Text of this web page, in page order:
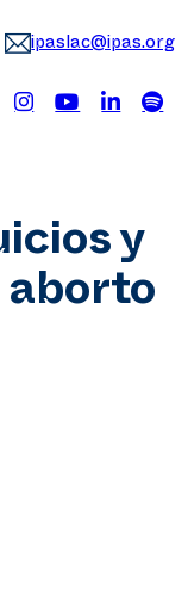
ipaslac@ipas.org
y
aborto